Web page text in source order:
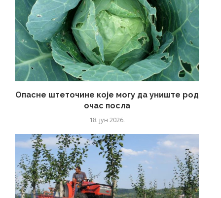
Опасне штеточине које могу да униште род
очас посла
18. јун 2026.